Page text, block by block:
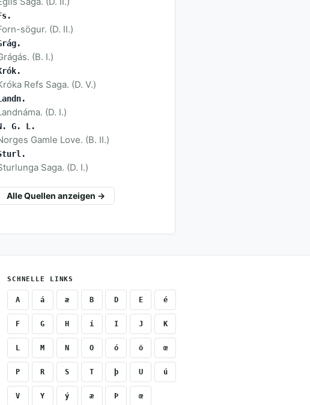
sögur. (D. II.)
(B. I.)
Refs Saga. (D. V.)
(D. I.)
G. L.
Gamle Love. (B. II.)
Saga. (D. I.)
Alle Quellen anzeigen →
SCHNELLE LINKS
A á æ B D E é
F G H í I J K
L M N O ó ö œ
P R S T þ U ú
V Y ý æ Þ œ